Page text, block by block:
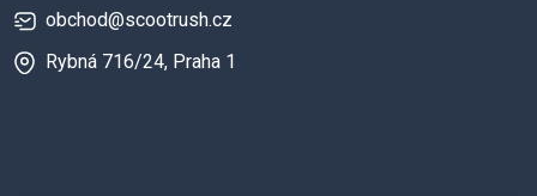
obchod@scootrush.cz
Rybná 716/24, Praha 1